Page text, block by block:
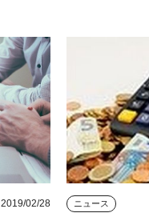
2019/02/28 ニュース